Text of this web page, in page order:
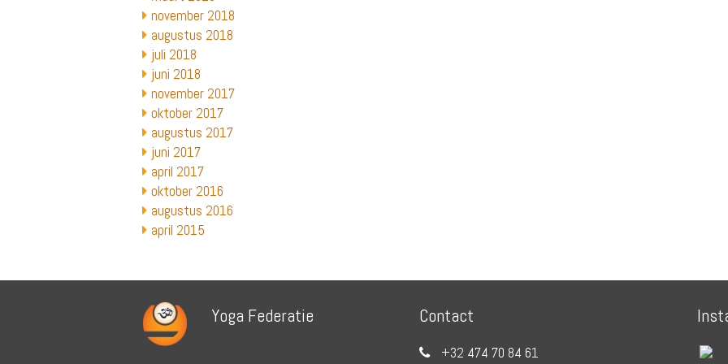
november 2018
augustus 2018
juli 2018
juni 2018
november 2017
oktober 2017
augustus 2017
juni 2017
april 2017
oktober 2016
augustus 2016
april 2015
Yoga Federatie Contact
+32 474 70 84 61